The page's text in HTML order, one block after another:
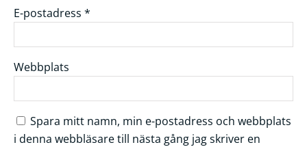
E-postadress *
Webbplats
Spara mitt namn, min e-postadress och webbplats
i denna webbläsare till nästa gång jag skriver en